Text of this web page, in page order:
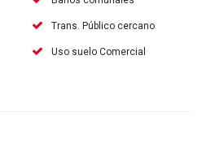
Trans. Público cercano
Uso suelo Comercial